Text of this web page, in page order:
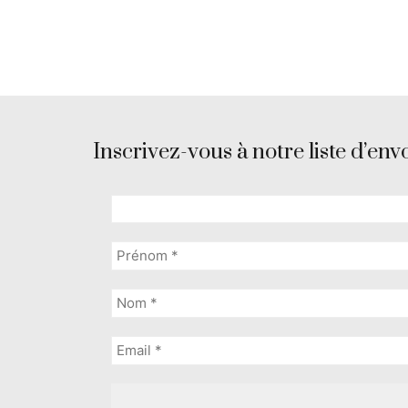
Inscrivez-vous à notre liste